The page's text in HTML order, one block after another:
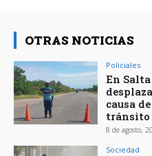
OTRAS NOTICIAS
Policiales
En
causa
tránsito
8 de agosto,
Sociedad